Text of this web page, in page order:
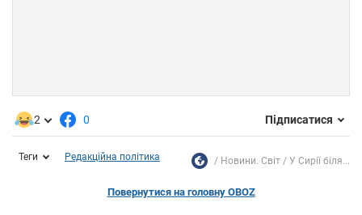
2 0 Підписатися
Теги Редакційна політика Новини. Світ У Сирії біля...
Повернутися на головну OBOZ